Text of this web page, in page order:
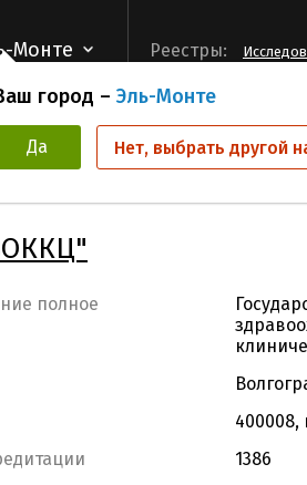
Монте
город – Эль-Монте
Да Нет, выбрать другой
Реестры:
учреждений ГБУЗ
полное
400008,
1386